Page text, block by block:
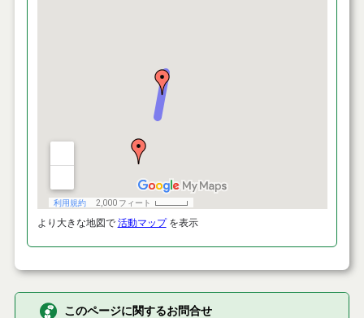
より大きな地図で 活動マップを表示
このページに関するお問合せ